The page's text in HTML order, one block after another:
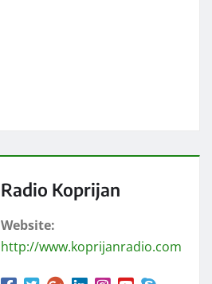
Radio Koprijan
Website:
http://www.koprijanradio.com